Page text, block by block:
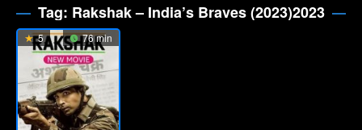
Tag: Rakshak – India’s Braves (2023)2023
5 76 min